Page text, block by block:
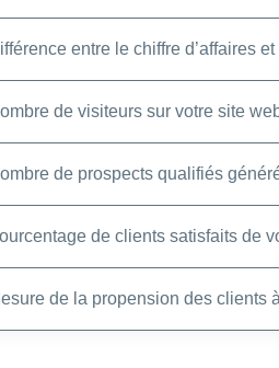
entre le chiffre d’affaires
de visiteurs sur votre site
de prospects qualifiés
de clients satisfaits de
de la propension des clients